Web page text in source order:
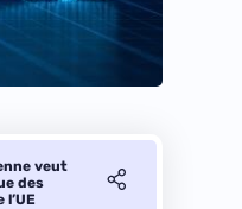
veut
des